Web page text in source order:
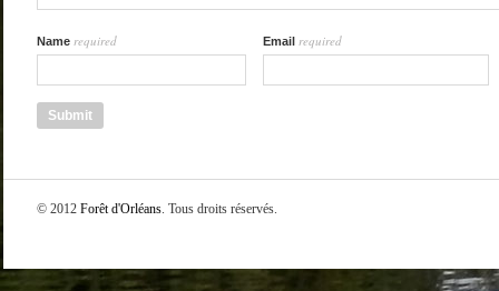
Name required Email required
© 2012 Forêt d'Orléans. Tous droits réservés.